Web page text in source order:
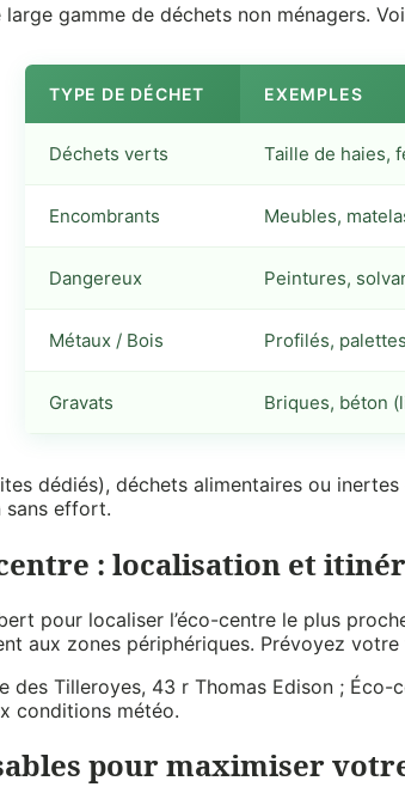
gamme de déchets non ménagers.
TYPE DE DÉCHET EXEMPLES
Déchets verts Taille de haies,
Encombrants Meubles,
Dangereux Peintures,
Métaux / Bois Profilés, palettes
Gravats Briques, béton
dédiés), déchets alimentaires ou
sans effort.
: localisation et
pour localiser l’éco-centre le plus
aux zones périphériques. Prévoyez
des Tilleroyes, 43 r Thomas Edison ;
conditions météo.
pour maximiser